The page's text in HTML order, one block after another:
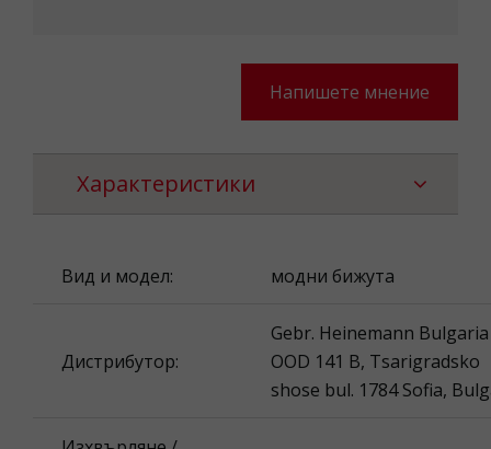
Напишете мнение
Характеристики
Вид и модел: модни бижута
Дистрибутор:
Gebr. Heinemann Bulgaria
OOD 141 B, Tsarigradsko
shose bul. 1784 Sofia,